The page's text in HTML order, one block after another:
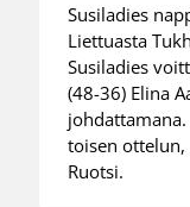
Susiladies
Liettuasta
Susiladies
(48-36) Elina
toisen
Ruotsi.